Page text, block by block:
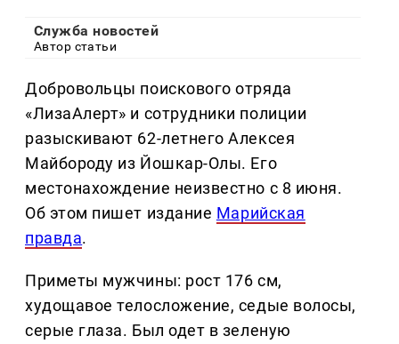
Служба новостей
Автор статьи
Добровольцы поискового отряда
«ЛизаАлерт» и сотрудники полиции
разыскивают 62-летнего Алексея
Майбороду из Йошкар-Олы. Его
местонахождение неизвестно с 8 июня.
Об этом пишет издание Марийская
правда.
Приметы мужчины: рост 176 см,
худощавое телосложение, седые волосы,
серые глаза. Был одет в зеленую